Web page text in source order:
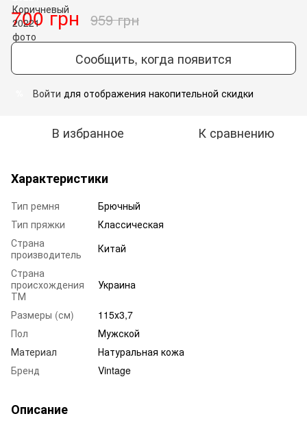
700 грн 959 грн
Сообщить, когда появится
Войти для отображения накопительной скидки
В избранное К сравнению
Характеристики
Тип ремня
Брючный
Тип пряжки
Классическая
Страна
производитель
Китай
Страна
происхождения
ТМ
Украина
Размеры (см)
115х3,7
Пол
Мужской
Материал
Натуральная кожа
Бренд
Vintage
Описание